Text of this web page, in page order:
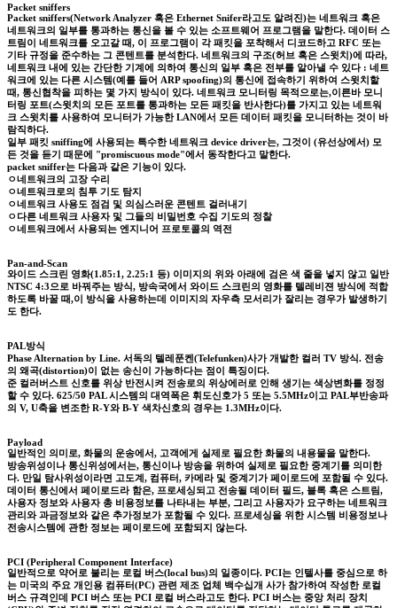
Packet sniffers
Packet sniffers(Network Analyzer 혹은 Ethernet Snifer라고도 알려진)는 네트워크 혹은
네트워크의 일부를 통과하는 통신을 볼 수 있는 소프트웨어 프로그램을 말한다. 데이터 스
트림이 네트워크를 오고갈 때, 이 프로그램이 각 패킷을 포착해서 디코드하고 RFC 또는
기타 규정을 준수하는 그 콘텐트를 분석한다. 네트워크의 구조(허브 혹은 스윗치)에 따라,
네트워크 내에 있는 간단한 기계에 의하여 통신의 일부 혹은 전부를 알아낼 수 있다 : 네트
워크에 있는 다른 시스템(예를 들어 ARP spoofing)의 통신에 접속하기 위하여 스윗치할
때, 통신협착을 피하는 몇 가지 방식이 있다. 네트워크 모니터링 목적으로는,이른바 모니
터링 포트(스윗치의 모든 포트를 통과하는 모든 패킷을 반사한다)를 가지고 있는 네트워
크 스윗치를 사용하여 모니터가 가능한 LAN에서 모든 데이터 패킷을 모니터하는 것이 바
람직하다.
일부 패킷 sniffing에 사용되는 특수한 네트워크 device driver는, 그것이 (유선상에서) 모
든 것을 듣기 때문에 "promiscuous mode"에서 동작한다고 말한다.
packet sniffer는 다음과 같은 기능이 있다.
ㅇ네트워크의 고장 수리
ㅇ네트워크로의 침투 기도 탐지
ㅇ네트워크 사용도 점검 및 의심스러운 콘텐트 걸러내기
ㅇ다른 네트워크 사용자 및 그들의 비밀번호 수집 기도의 정찰
ㅇ네트워크에서 사용되는 엔지니어 프로토콜의 역전
Pan-and-Scan
와이드 스크린 영화(1.85:1, 2.25:1 등) 이미지의 위와 아래에 검은 색 줄을 넣지 않고 일반
NTSC 4:3으로 바꿔주는 방식, 방속국에서 와이드 스크린의 영화를 텔레비젼 방식에 적합
하도록 바꿀 때,이 방식을 사용하는데 이미지의 자우측 모서리가 잘리는 경우가 발생하기
도 한다.
PAL방식
Phase Alternation by Line. 서독의 텔레푼켄(Telefunken)사가 개발한 컬러 TV 방식. 전송
의 왜곡(distortion)이 없는 송신이 가능하다는 점이 특징이다.
준 컬러버스트 신호를 위상 반전시켜 전송로의 위상에러로 인해 생기는 색상변화를 정정
할 수 있다. 625/50 PAL 시스템의 대역폭은 휘도신호가 5 또는 5.5MHz이고 PAL부반송파
의 V, U축을 변조한 R-Y와 B-Y 색차신호의 경우는 1.3MHz이다.
Payload
일반적인 의미로, 화물의 운송에서, 고객에게 실제로 필요한 화물의 내용물을 말한다.
방송위성이나 통신위성에서는, 통신이나 방송을 위하여 실제로 필요한 중계기를 의미한
다. 만일 탐사위성이라면 고도계, 컴퓨터, 카메라 및 중계기가 페이로드에 포함될 수 있다.
데이터 통신에서 페이로드라 함은, 프로세싱되고 전송될 데이터 필드, 블록 혹은 스트림,
사용자 정보와 사용자 총 비용정보를 나타내는 부분, 그리고 사용자가 요구하는 네트워크
관리와 과금정보와 같은 추가정보가 포함될 수 있다. 프로세싱을 위한 시스템 비용정보나
전송시스템에 관한 정보는 페이로드에 포함되지 않는다.
PCI (Peripheral Component Interface)
일반적으로 약어로 불리는 로컬 버스(local bus)의 일종이다. PCI는 인텔사를 중심으로 하
는 미국의 주요 개인용 컴퓨터(PC) 관련 제조 업체 백수십개 사가 참가하여 작성한 로컬
버스 규격인데 PCI 버스 또는 PCI 로컬 버스라고도 한다. PCI 버스는 중앙 처리 장치